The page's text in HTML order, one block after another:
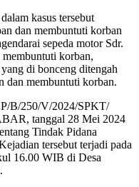
kasus tersebut
dan membuntuti korban
sepeda motor Sdr.
korban,
di bonceng ditengah
dan membuntuti korban.
B/250/V/2024/SPKT/
tanggal 28 Mei 2024
Tindak Pidana
tersebut terjadi pada
16.00 WIB di Desa